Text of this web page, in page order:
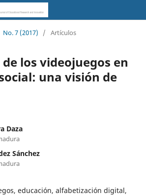
No. 7 (2017) / Artículos
los videojuegos en
una visión de
Daza
Sánchez
educación, alfabetización digital,